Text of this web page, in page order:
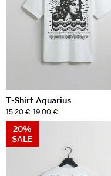
T-Shirt Aquarius
15.20 € 19.00 €
20%
SALE